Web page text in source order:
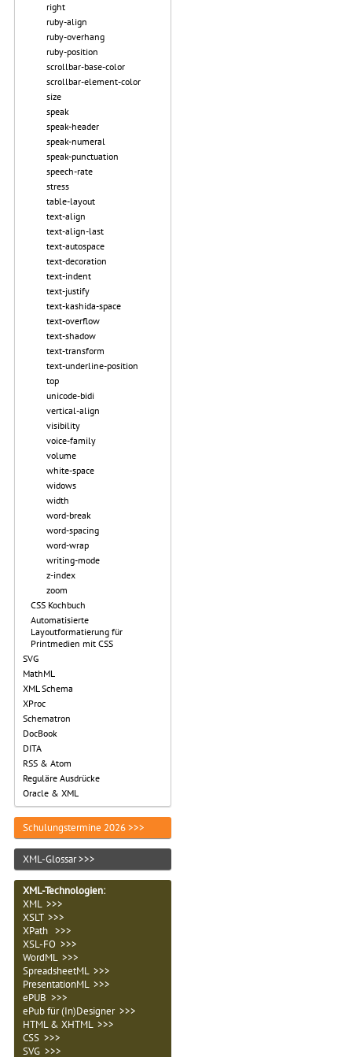
right
ruby-align
ruby-overhang
ruby-position
scrollbar-base-color
scrollbar-element-color
size
speak
speak-header
speak-numeral
speak-punctuation
speech-rate
stress
table-layout
text-align
text-align-last
text-autospace
text-decoration
text-indent
text-justify
text-kashida-space
text-overflow
text-shadow
text-transform
text-underline-position
top
unicode-bidi
vertical-align
visibility
voice-family
volume
white-space
widows
width
word-break
word-spacing
word-wrap
writing-mode
z-index
zoom
CSS Kochbuch
Automatisierte
Layoutformatierung für
Printmedien mit CSS
SVG
MathML
XML Schema
XProc
Schematron
DocBook
DITA
RSS & Atom
Reguläre Ausdrücke
Oracle & XML
Schulungstermine 2026 >>>
XML-Glossar >>>
XML-Technologien:
XML >>>
XSLT >>>
XPath >>>
XSL-FO >>>
WordML >>>
SpreadsheetML >>>
PresentationML >>>
ePUB >>>
ePub für (In)Designer >>>
HTML & XHTML >>>
CSS >>>
SVG >>>